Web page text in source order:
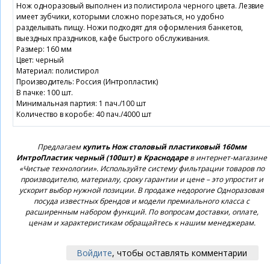
Нож одноразовый выполнен из полистирола черного цвета. Лезвие
имеет зубчики, которыми сложно порезаться, но удобно
разделывать пищу. Ножи подходят для оформления банкетов,
выездных праздников, кафе быстрого обслуживания.
Размер: 160 мм
Цвет: черный
Материал: полистирол
Производитель: Россия (Интропластик)
В пачке: 100 шт.
Минимальная партия: 1 пач./100 шт
Количество в коробе: 40 пач./4000 шт
Предлагаемкупить Нож столовый пластиковый 160мм
ИнтроПластик черный (100шт) в Краснодарев интернет-магазине
«Чистые технологии». Используйте систему фильтрации товаров по
производителю, материалу, сроку гарантии и цене – это упростит и
ускорит выбор нужной позиции. В продаже недорогие Одноразовая
посуда известных брендов и модели премиального класса с
расширенным набором функций. По вопросам доставки, оплате,
ценам и характеристикам обращайтесь к нашим менеджерам.
Войдите, чтобы оставлять комментарии